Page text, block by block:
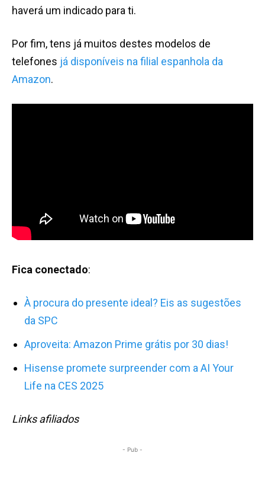
haverá um indicado para ti.
Por fim, tens já muitos destes modelos de
telefones já disponíveis na filial espanhola da
Amazon.
Fica conectado:
À procura do presente ideal? Eis as sugestões
da SPC
Aproveita: Amazon Prime grátis por 30 dias!
Hisense promete surpreender com a AI Your
Life na CES 2025
Links afiliados
- Pub -